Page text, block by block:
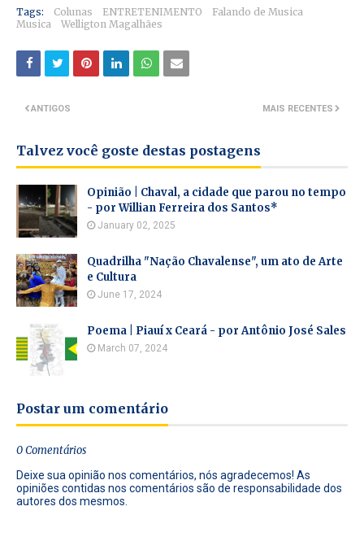
Tags: Colunas ENTRETENIMENTO
Falando de Musica
Musica
Welligton Magalhães
MAIS RECENTES
ANTIGOS
Talvez você goste destas postagens
Opinião | Chaval, a cidade que parou no tempo
- por Willian Ferreira dos Santos*
January 02, 2025
Quadrilha "Nação Chavalense", um ato de Arte
e Cultura
June 17, 2024
Poema | Piauí x Ceará - por Antônio José Sales
March 07, 2024
Postar um comentário
0 Comentários
Deixe sua opinião nos comentários, nós agradecemos! As
opiniões contidas nos comentários são de responsabilidade dos
autores dos mesmos.